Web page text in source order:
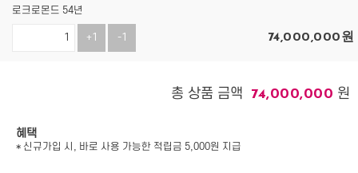
로크로몬드 54년
+1 -1 74,000,000원
총 상품 금액 74,000,000 원
혜택
* 신규가입 시, 바로 사용 가능한 적립금 5,000원 지급